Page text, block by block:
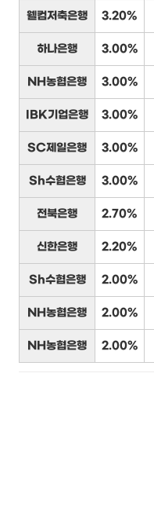
웰컴저축은행 3.20%
하나은행 3.00%
NH농협은행 3.00%
IBK기업은행 3.00%
SC제일은행 3.00%
Sh수협은행 3.00%
전북은행 2.70%
신한은행 2.20%
Sh수협은행 2.00%
NH농협은행 2.00%
NH농협은행 2.00%